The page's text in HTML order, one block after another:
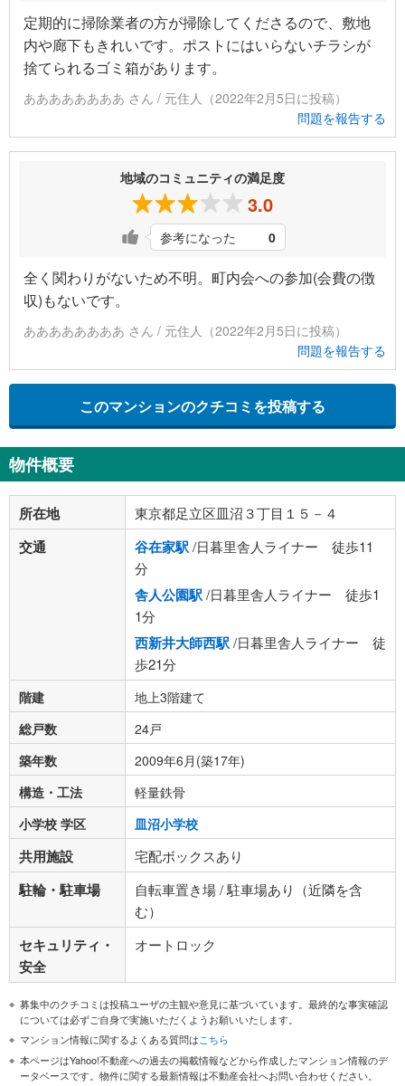
定期的に掃除業者の方が掃除してくださるので、敷地
内や廊下もきれいです。ポストにはいらないチラシが
捨てられるゴミ箱があります。
ああああああああ さん / 元住人（2022年2月5日に投稿）
問題を報告する
地域のコミュニティの満足度
3.0
参考になった 0
全く関わりがないため不明。町内会への参加(会費の徴
収)もないです。
ああああああああ さん / 元住人（2022年2月5日に投稿）
問題を報告する
このマンションのクチコミを投稿する
物件概要
所在地 東京都足立区皿沼３丁目１５－４
交通 谷在家駅/日暮里舎人ライナー 徒歩11
分
舎人公園駅/日暮里舎人ライナー 徒歩1
1分
西新井大師西駅/日暮里舎人ライナー 徒
歩21分
階建
地上3階建て
総戸数
24戸
築年数
2009年6月(築17年)
構造・工法
軽量鉄骨
小学校 学区
皿沼小学校
共用施設 宅配ボックスあり
駐輪・駐車場
自転車置き場 / 駐車場あり（近隣を含
む）
セキュリティ・
安全
オートロック
募集中のクチコミは投稿ユーザの主観や意見に基づいています。最終的な事実確認
については必ずご自身で実施いただくようお願いいたします。
マンション情報に関するよくある質問はこちら
本ページはYahoo!不動産への過去の掲載情報などから作成したマンション情報のデ
ータベースです。物件に関する最新情報は不動産会社へお問い合わせください。